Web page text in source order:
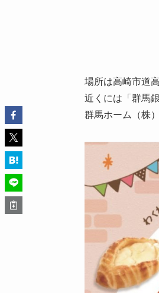
場所は高崎市道
近くには「群馬
群馬ホーム（株